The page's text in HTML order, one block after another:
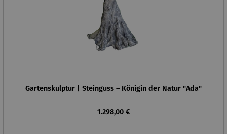
Gartenskulptur | Steinguss – Königin der Natur "Ada"
Regulärer Preis:
1.298,00 €